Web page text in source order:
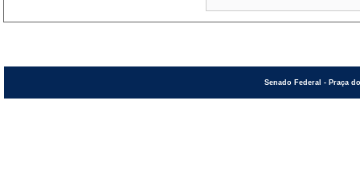
Senado Federal - Praça